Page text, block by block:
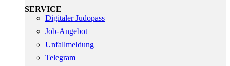
SERVICE
Digitaler Judopass
Job-Angebot
Unfallmeldung
Telegram